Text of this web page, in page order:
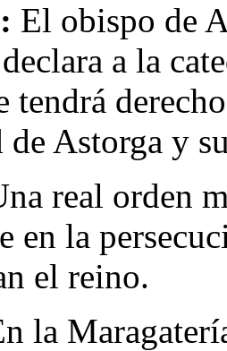
El obispo de
a la
tendrá
Astorga y
real orden
en la
el reino.
la